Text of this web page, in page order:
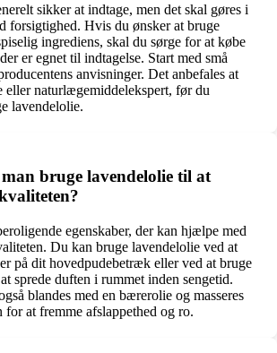
sikker at indtage, men det skal gøres i
forsigtighed. Hvis du ønsker at bruge
ingrediens, skal du sørge for at købe
er egnet til indtagelse. Start med små
anvisninger. Det anbefales at
eller naturlægemiddelekspert, før du
lavendelolie.
bruge lavendelolie til at
egenskaber, der kan hjælpe med
Du kan bruge lavendelolie ved at
på dit hovedpudebetræk eller ved at bruge
sprede duften i rummet inden sengetid.
blandes med en bærerolie og masseres
for at fremme afslappethed og ro.